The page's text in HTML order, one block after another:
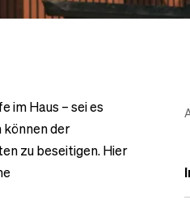
im Haus – sei es
der
zu beseitigen. Hier